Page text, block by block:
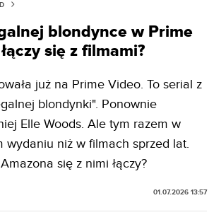
blondynce w Prime
się z filmami?
już na Prime Video. To serial z
blondynki". Ponownie
Elle Woods. Ale tym razem w
wydaniu niż w filmach sprzed lat.
się z nimi łączy?
01.07.2026 13:57